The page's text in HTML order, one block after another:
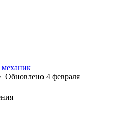
Обновлено 4 февраля